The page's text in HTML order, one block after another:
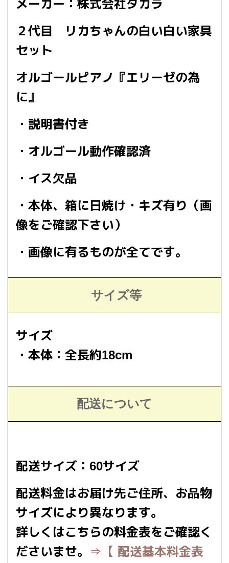
メーカー：株式会社タカラ
２代目 リカちゃんの白い白い家具
セット
オルゴールピアノ『エリーゼの為
に』
・説明書付き
・オルゴール動作確認済
・イス欠品
・本体、箱に日焼け・キズ有り（画
像をご確認下さい）
・画像に有るものが全てです。
サイズ等
サイズ
・本体：全長約18cm
配送について
配送サイズ：60サイズ
配送料金はお届け先ご住所、お品物
サイズにより異なります。
詳しくはこちらの料金表をご確認く
ださいませ。
⇒【 配送基本料金表